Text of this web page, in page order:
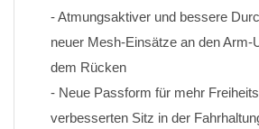
- Atmungsaktiver und bessere
neuer Mesh-Einsätze an den Arm-
dem Rücken
- Neue Passform für mehr
verbesserten Sitz in der